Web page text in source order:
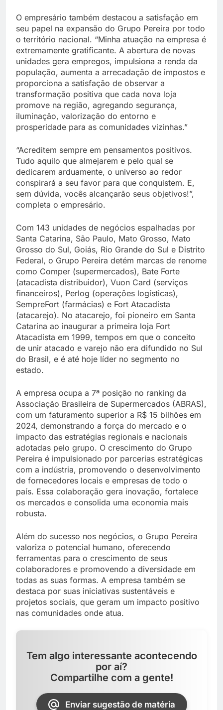
O empresário também destacou a satisfação em
seu papel na expansão do Grupo Pereira por todo
o território nacional. “Minha atuação na empresa é
extremamente gratificante. A abertura de novas
unidades gera empregos, impulsiona a renda da
população, aumenta a arrecadação de impostos e
proporciona a satisfação de observar a
transformação positiva que cada nova loja
promove na região, agregando segurança,
iluminação, valorização do entorno e
prosperidade para as comunidades vizinhas.”
“Acreditem sempre em pensamentos positivos.
Tudo aquilo que almejarem e pelo qual se
dedicarem arduamente, o universo ao redor
conspirará a seu favor para que conquistem. E,
sem dúvida, vocês alcançarão seus objetivos!”,
completa o empresário.
Com 143 unidades de negócios espalhadas por
Santa Catarina, São Paulo, Mato Grosso, Mato
Grosso do Sul, Goiás, Rio Grande do Sul e Distrito
Federal, o Grupo Pereira detém marcas de renome
como Comper (supermercados), Bate Forte
(atacadista distribuidor), Vuon Card (serviços
financeiros), Perlog (operações logísticas),
SempreFort (farmácias) e Fort Atacadista
(atacarejo). No atacarejo, foi pioneiro em Santa
Catarina ao inaugurar a primeira loja Fort
Atacadista em 1999, tempos em que o conceito
de unir atacado e varejo não era difundido no Sul
do Brasil, e é até hoje líder no segmento no
estado.
A empresa ocupa a 7ª posição no ranking da
Associação Brasileira de Supermercados (ABRAS),
com um faturamento superior a R$ 15 bilhões em
2024, demonstrando a força do mercado e o
impacto das estratégias regionais e nacionais
adotadas pelo grupo. O crescimento do Grupo
Pereira é impulsionado por parcerias estratégicas
com a indústria, promovendo o desenvolvimento
de fornecedores locais e empresas de todo o
país. Essa colaboração gera inovação, fortalece
os mercados e consolida uma economia mais
robusta.
Além do sucesso nos negócios, o Grupo Pereira
valoriza o potencial humano, oferecendo
ferramentas para o crescimento de seus
colaboradores e promovendo a diversidade em
todas as suas formas. A empresa também se
destaca por suas iniciativas sustentáveis e
projetos sociais, que geram um impacto positivo
nas comunidades onde atua.
Tem algo interessante acontecendo
por aí?
Compartilhe com a gente!
Enviar sugestão de matéria